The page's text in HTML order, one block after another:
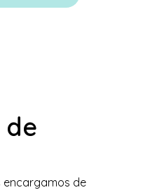
de
encargamos de